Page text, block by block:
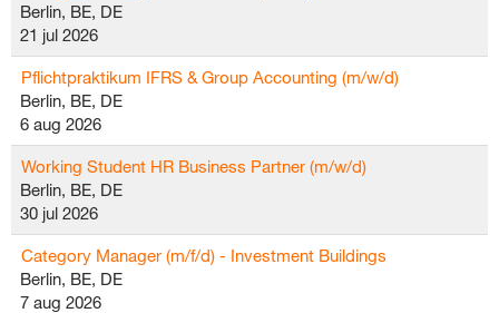
Berlin, BE, DE
21 jul 2026
Pflichtpraktikum IFRS & Group Accounting (m/w/d)
Berlin, BE, DE
6 aug 2026
Working Student HR Business Partner (m/w/d)
Berlin, BE, DE
30 jul 2026
Category Manager (m/f/d) - Investment Buildings
Berlin, BE, DE
7 aug 2026